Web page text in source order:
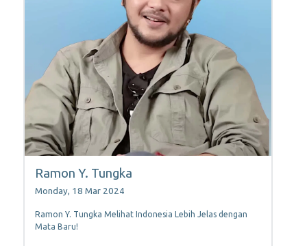
Ramon Y. Tungka
Monday, 18 Mar 2024
Ramon Y. Tungka Melihat Indonesia Lebih Jelas dengan
Mata Baru!